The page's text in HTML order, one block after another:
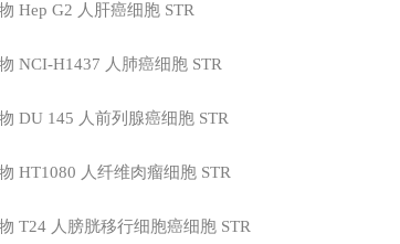
Hep G2 人肝癌细胞 STR
NCI-H1437 人肺癌细胞 STR
DU 145 人前列腺癌细胞 STR
HT1080 人纤维肉瘤细胞 STR
T24 人膀胱移行细胞癌细胞 STR